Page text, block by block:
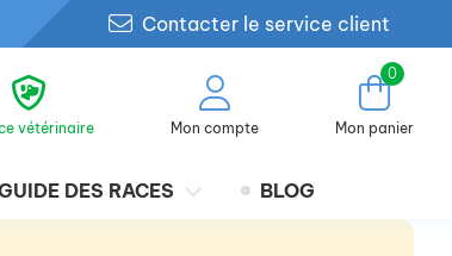
Contacter le service client
vétérinaire Mon compte
0
Mon panier
DES RACES BLOG